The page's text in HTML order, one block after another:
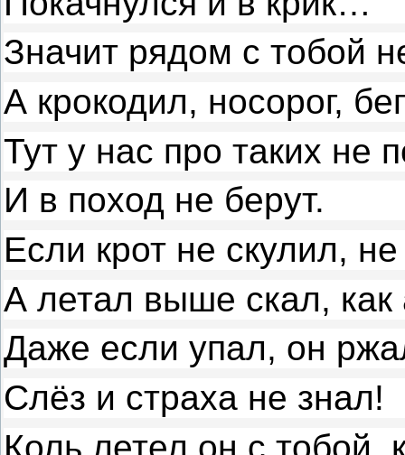
Значит рядом с тобой
А крокодил, носорог,
Тут у нас про таких не
И в поход не берут.
Если крот не скулил,
А летал выше скал, как
Даже если упал, он
Слёз и страха не знал!
Коль летел он с тобой,